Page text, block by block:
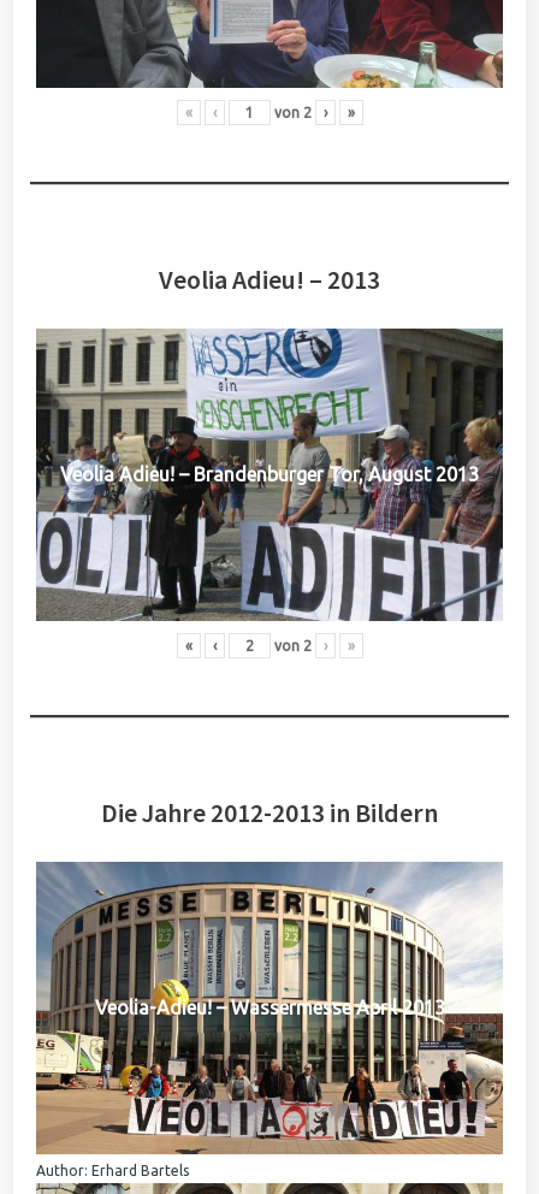
« ‹ von 2 › »
Veolia Adieu! – 2013
Veolia Adieu! – Brandenburger Tor, August 2013
« ‹ von 2 › »
Die Jahre 2012-2013 in Bildern
Veolia-Adieu! – Wassermesse April 2013
Author: Erhard Bartels